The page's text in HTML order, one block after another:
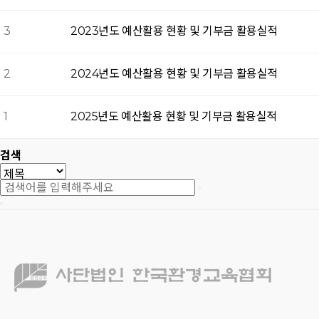
3 2023년도 예산활용 현황 및 기부금 활용실적
2 2024년도 예산활용 현황 및 기부금 활용실적
1 2025년도 예산활용 현황 및 기부금 활용실적
검색